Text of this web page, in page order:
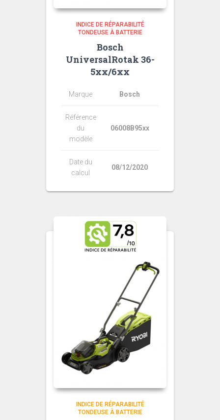
INDICE DE RÉPARABILITÉ
TONDEUSE À BATTERIE
Bosch
UniversalRotak 36-
5xx/6xx
Marque Bosch
Référence
du
modèle
06008B95xx
Date du
calcul
08/12/2020
INDICE DE RÉPARABILITÉ
TONDEUSE À BATTERIE